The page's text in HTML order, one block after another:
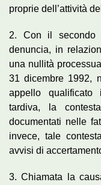
proprie dell’attività
2. Con il secondo
denuncia, in
una nullità
31 dicembre 1992,
appello qualificato
tardiva, la
documentati nelle
invece, tale
avvisi di
3. Chiamata la